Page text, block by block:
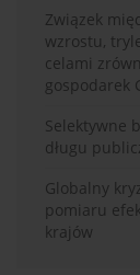
Związek
wzrostu,
celami
gospodarek
Selektywne
długu
Globalny
pomiaru
krajów